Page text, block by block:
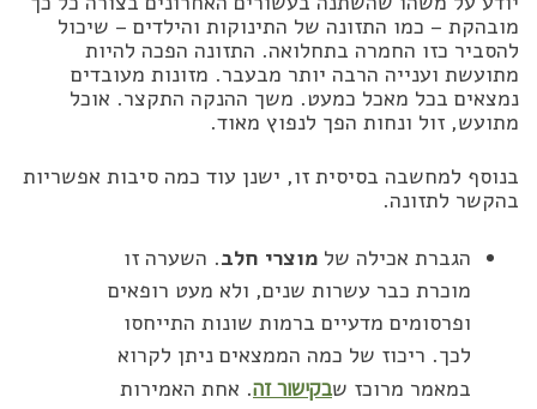
מובהקת – כמו התזונה של התינוקות והילדים – שיכול
להסביר כזו החמרה בתחלואה. התזונה הפכה להיות
מתועשת וענייה הרבה יותר מבעבר. מזונות מעובדים
נמצאים בכל מאכל כמעט. משך ההנקה התקצר. אוכל
מתועש, זול ונחות הפך לנפוץ מאוד.
בנוסף למחשבה בסיסית זו, ישנן עוד כמה סיבות אפשריות
בהקשר לתזונה.
הגברת אכילה של מוצרי חלב. השערה זו
מוכרת כבר עשרות שנים, ולא מעט רופאים
ופרסומים מדעיים ברמות שונות התייחסו
לכך. ריכוז של כמה הממצאים ניתן לקרוא
במאמר מרוכז שבקישור זה. אחת האמירות